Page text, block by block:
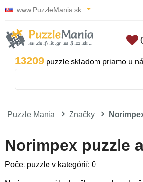
www.PuzzleMania.sk
13209 puzzle skladom priamo u
Puzzle Mania Značky
Norimpex puzzle
Počet puzzle v kategórií: 0